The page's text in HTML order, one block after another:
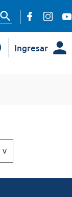
Ingresar